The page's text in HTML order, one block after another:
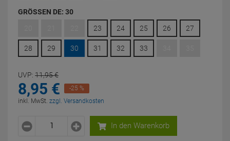
GRÖSSEN DE: 30
23 24 25 26 27
28 29 30 31 32 33
UVP: 11,95€
8,95 €
-25 %
inkl. MwSt. zzgl. Versandkosten
In den Warenkorb